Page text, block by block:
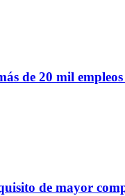
de 20 mil
de mayor